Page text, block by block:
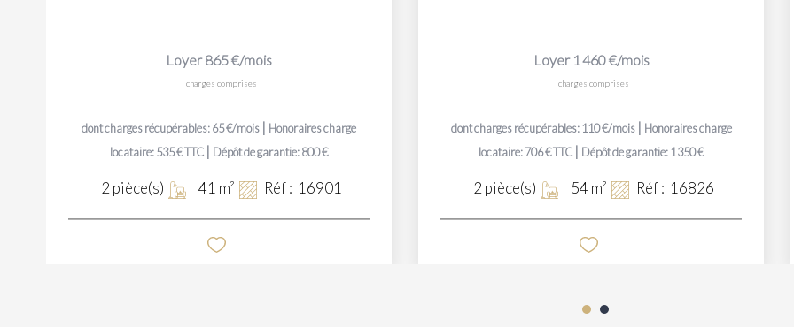
Loyer 865 €/mois
charges comprises
dont charges récupérables: 65 €/mois | Honoraires charge
locataire: 535 € TTC | Dépôt de garantie: 800 €
2 pièce(s) 41 m² Réf : 16901
Loyer 1 460 €/mois
charges comprises
dont charges récupérables: 110 €/mois | Honoraires charge
locataire: 706 € TTC | Dépôt de garantie: 1 350 €
2 pièce(s) 54 m² Réf : 16826